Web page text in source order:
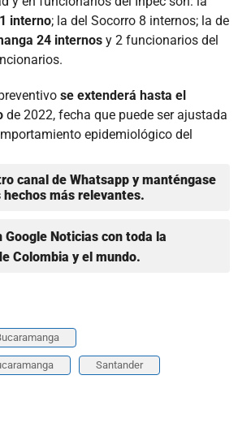
interno; la del Socorro 8 internos; la de
24 internos y 2 funcionarios del
se extenderá hasta el
de 2022, fecha que puede ser ajustada
epidemiológico del
canal de Whatsapp y manténgase
más relevantes.
Noticias con toda la
Colombia y el mundo.
Santander